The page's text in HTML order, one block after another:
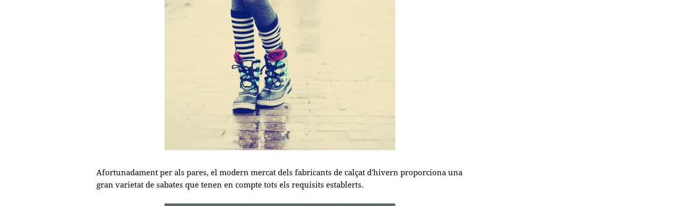
Afortunadament per als pares, el modern mercat dels fabricants de calçat d'hivern proporciona una
gran varietat de sabates que tenen en compte tots els requisits establerts.